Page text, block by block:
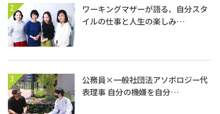
2
ワーキングマザーが語る、自分スタ
イルの仕事と人生の楽しみ…
3
公務員×一般社団法アソボロジー代
表理事 自分の機嫌を自分…